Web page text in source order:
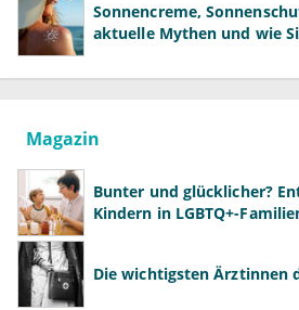
Sonnencreme,
aktuelle Mythen und wie
Magazin
Bunter und glücklicher?
Kindern in LGBTQ+-
Die wichtigsten Ärztinnen